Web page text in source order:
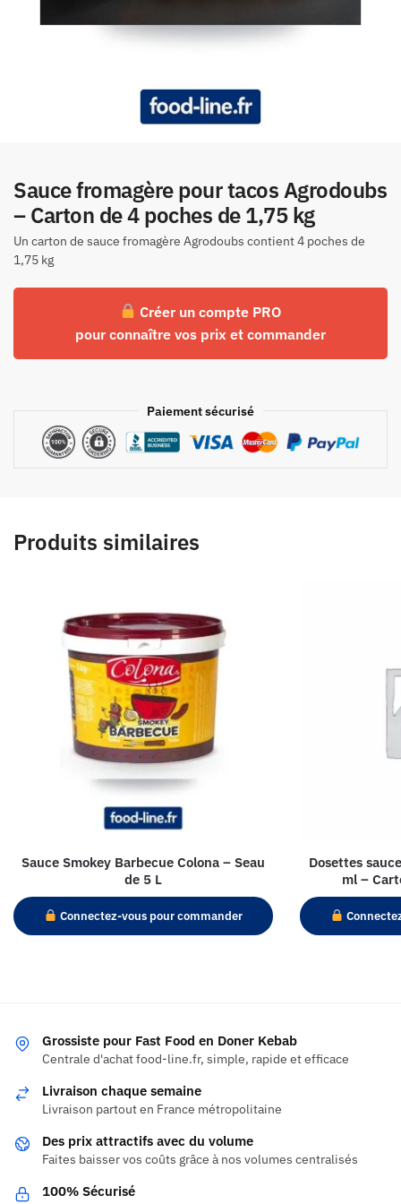
Sauce fromagère pour tacos Agrodoubs
– Carton de 4 poches de 1,75 kg
Un carton de sauce fromagère Agrodoubs contient 4 poches de
1,75 kg
Créer un compte PRO
pour connaître vos prix et commander
Paiement sécurisé
Produits similaires
Sauce Smokey Barbecue Colona – Seau
de 5 L
Connectez-vous pour commander
Dosettes
ml –
Grossiste pour Fast Food en Doner Kebab
Centrale d'achat food-line.fr, simple, rapide et efficace
Livraison chaque semaine
Livraison partout en France métropolitaine
Des prix attractifs avec du volume
Faites baisser vos coûts grâce à nos volumes centralisés
100% Sécurisé